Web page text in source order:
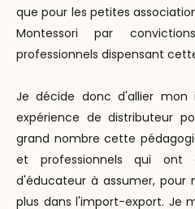
que pour les petites
Montessori par
professionnels dispensant
Je décide donc d'allier
expérience de distributeur
grand nombre cette
et professionnels qui
d'éducateur à assumer, pour
plus dans l'import-export. Je